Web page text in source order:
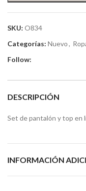
SKU: O834
Categorías: Nuevo,
Follow:
DESCRIPCIÓN
Set de pantalón y top en
INFORMACIÓN